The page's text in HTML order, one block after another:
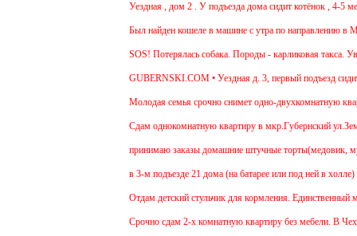
Уездная , дом 2 . У подъезда дома сидит котёнок , 4-5
Был найден кошеле в машине с утра по направлению в
SOS! Потерялась собака. Породы - карликовая такса.
GUBERNSKI.COM • Уездная д. 3, первый подъезд
Молодая семья срочно снимет одно-двухкомнатную
Cдам однокомнатную квартиру в мкр.Губернский
принимаю заказы домашние штучные торты(медовик,
в 3-м подъезде 21 дома (на батарее или под ней в
Отдам детский стульчик для кормления. Единственный
Срочно сдам 2-х комнатную квартиру без мебели. В